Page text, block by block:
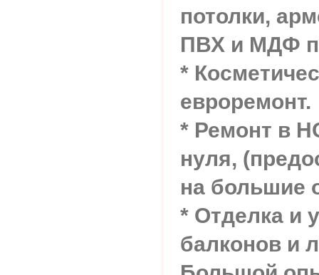
потолки,
ПВХ и МДФ
*
евроремонт.
* Ремонт в
нуля,
на большие
* Отделка и
балконов и